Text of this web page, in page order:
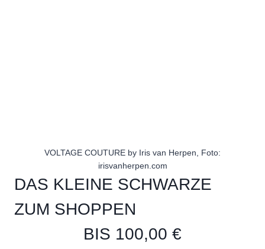
VOLTAGE COUTURE by Iris van Herpen, Foto:
irisvanherpen.com
DAS KLEINE SCHWARZE
ZUM SHOPPEN
BIS 100,00 €